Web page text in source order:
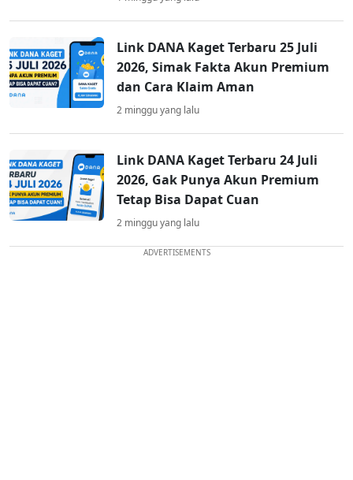
Link DANA Kaget Terbaru 25 Juli
2026, Simak Fakta Akun Premium
dan Cara Klaim Aman
2 minggu yang lalu
Link DANA Kaget Terbaru 24 Juli
2026, Gak Punya Akun Premium
Tetap Bisa Dapat Cuan
2 minggu yang lalu
ADVERTISEMENTS